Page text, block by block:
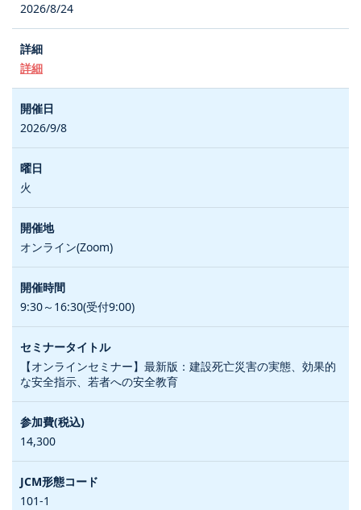
2026/8/24
詳細
2026/9/8
火
オンライン(Zoom)
9:30～16:30(受付9:00)
【オンラインセミナー】最新版：建設死亡災害の実態、効果的
な安全指示、若者への安全教育
14,300
101-1